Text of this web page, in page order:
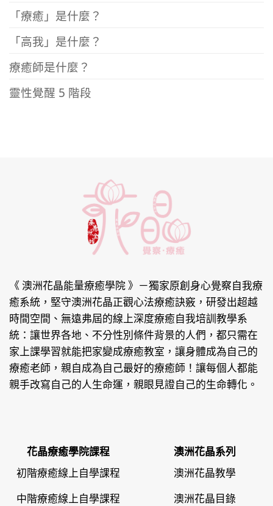
「療癒」是什麼？
「高我」是什麼？
療癒師是什麼？
靈性覺醒 5 階段
《 澳洲花晶能量療癒學院 》 －獨家原創身心覺察自我療
癒系統，堅守澳洲花晶正觀心法療癒訣竅，研發出超越
時間空間、無遠弗屆的線上深度療癒自我培訓教學系
統：讓世界各地、不分性別條件背景的人們，都只需在
家上課學習就能把家變成療癒教室，讓身體成為自己的
療癒老師，親自成為自己最好的療癒師！讓每個人都能
親手改寫自己的人生命運，親眼見證自己的生命轉化。
花晶療癒學院課程
初階療癒線上自學課程
中階療癒線上自學課程
澳洲花晶系列
澳洲花晶教學
澳洲花晶目錄